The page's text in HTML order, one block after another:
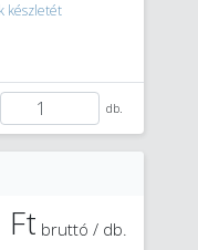
készletét
db.
Ft bruttó / db.